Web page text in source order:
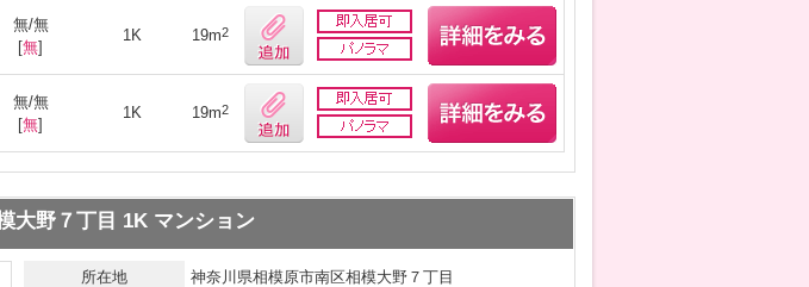
無/無
[無]
1K 19m2
無/無
[無]
1K 19m2
大野７丁目 1K マンション
所在地
神奈川県相模原市南区相模大野７丁目